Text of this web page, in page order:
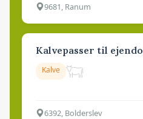
9681, Ranum
Kalvepasser til
Kalve
6392, Bolderslev